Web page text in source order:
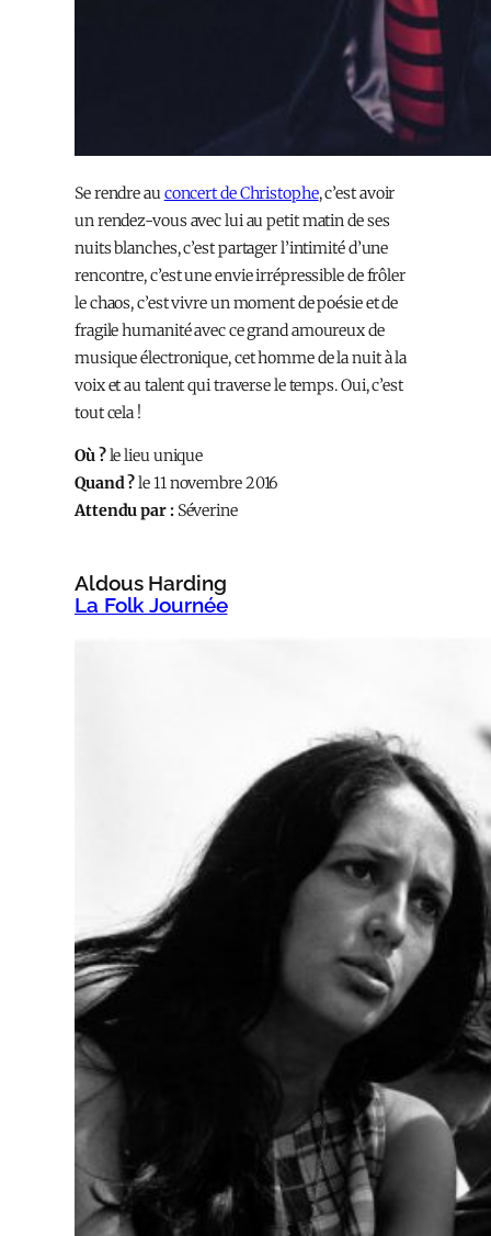
Se rendre auconcert de Christophe, c’est avoir
un rendez-vous avec lui au petit matin de ses
nuits blanches, c’est partager l’intimité d’une
rencontre, c’est une envie irrépressible de frôler
le chaos, c’est vivre un moment de poésie et de
fragile humanité avec ce grand amoureux de
musique électronique, cet homme de la nuit à la
voix et au talent qui traverse le temps. Oui, c’est
tout cela !
Où ?le lieu unique
Quand ?le 11 novembre 2016
Attendu par :Séverine
Aldous Harding
La Folk Journée